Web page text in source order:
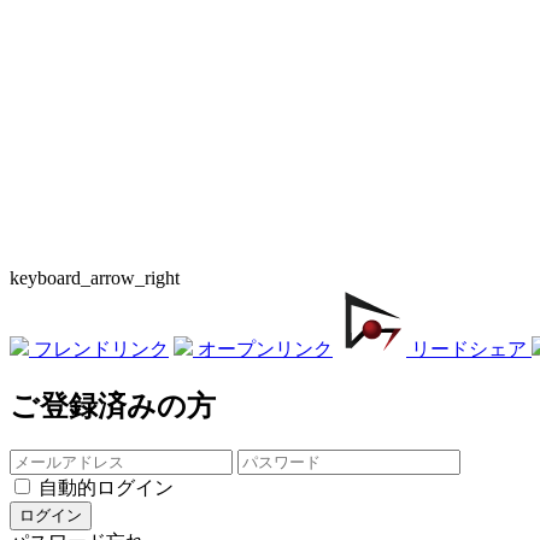
keyboard_arrow_right
フレンドリンク オープンリンク リードシェア
ご登録済みの方
自動的ログイン
ログイン